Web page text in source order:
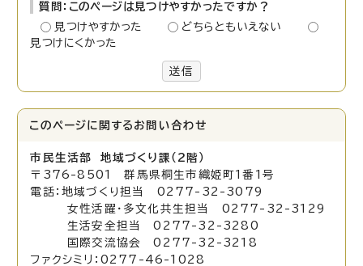
質問：このページは見つけやすかったですか？
見つけやすかった
どちらともいえない
見つけにくかった
送信
このページに関する お問い合わせ
市民生活部 地域づくり課（2階）
〒376-8501 群馬県桐生市織姫町1番1号
電話：地域づくり担当 0277-32-3079
女性活躍・多文化共生担当 0277-32-3129
生活安全担当 0277-32-3280
国際交流協会 0277-32-3218
ファクシミリ：0277-46-1028